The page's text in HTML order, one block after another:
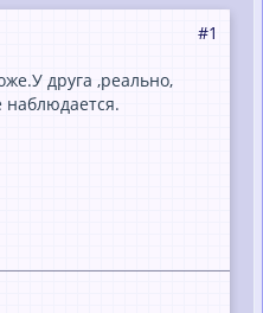
#1
друга ,реально,
наблюдается.